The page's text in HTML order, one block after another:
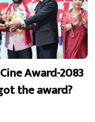
Award-2083
the award?